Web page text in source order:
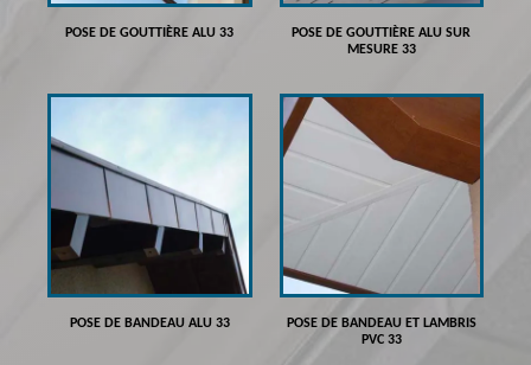
POSE DE GOUTTIÈRE ALU 33
POSE DE GOUTTIÈRE ALU SUR
MESURE 33
POSE DE BANDEAU ALU 33
POSE DE BANDEAU ET LAMBRIS
PVC 33